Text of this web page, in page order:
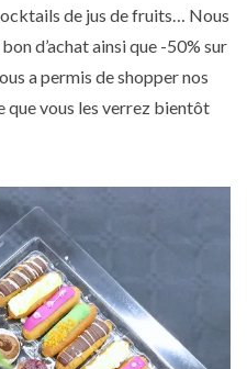
de jus de fruits… Nous
d’achat ainsi que -50% sur
a permis de shopper nos
que vous les verrez bientôt